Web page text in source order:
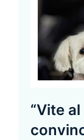
“Vite